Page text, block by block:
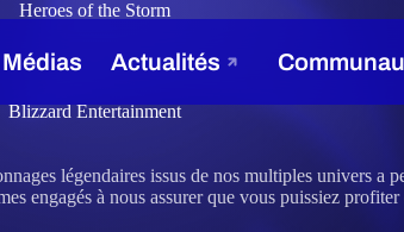
Heroes of the Storm
Blizzard Entertainment
légendaires issus de nos multiples univers a
engagés à nous assurer que vous puissiez